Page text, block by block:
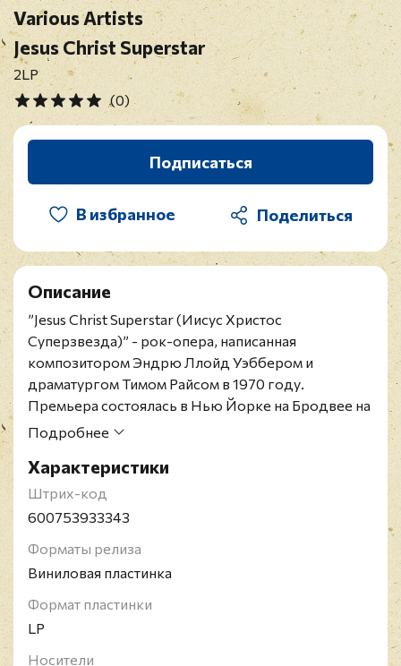
Various Artists
Jesus Christ Superstar
2LP
(0)
Подписаться
В избранное
Описание
”Jesus Christ Superstar (Иисус Христос
Суперзвезда)” - рок-опера, написанная
композитором Эндрю Ллойд Уэббером и
драматургом Тимом Райсом в 1970 году.
Премьера состоялась в Нью Йорке на Бродвее на
следующий год. Заглавную партию Иисуса
Искариота - Мюррей Хэд, Мария Магдалина -
Ивонна Эллиман, Понтий Пилат - Бэрри Деннен,
Царь Ирод - Майк Д’Або (Manfred Mann),
другие исполнители.
Переиздание 2021 года. Лимитированное издание
на двойном чёрном виниле, запись на половинной
скорости, включает 12-страничный буклет и
Подробнее
Характеристики
Штрих-код
600753933343
Форматы релиза
Виниловая пластинка
Формат пластинки
LP
Носители